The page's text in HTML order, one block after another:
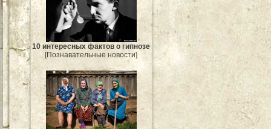
10 интересных фактов о гипнозе
[Познавательные новости]